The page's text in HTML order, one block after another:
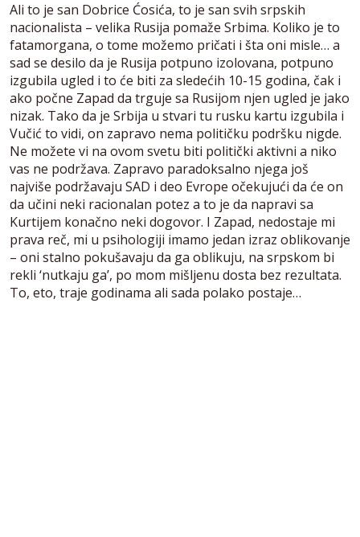
Ali to je san Dobrice Ćosića, to je san svih srpskih
nacionalista – velika Rusija pomaže Srbima. Koliko je to
fatamorgana, o tome možemo pričati i šta oni misle… a
sad se desilo da je Rusija potpuno izolovana, potpuno
izgubila ugled i to će biti za sledećih 10-15 godina, čak i
ako počne Zapad da trguje sa Rusijom njen ugled je jako
nizak. Tako da je Srbija u stvari tu rusku kartu izgubila i
Vučić to vidi, on zapravo nema političku podršku nigde.
Ne možete vi na ovom svetu biti politički aktivni a niko
vas ne podržava. Zapravo paradoksalno njega još
najviše podržavaju SAD i deo Evrope očekujući da će on
da učini neki racionalan potez a to je da napravi sa
Kurtijem konačno neki dogovor. I Zapad, nedostaje mi
prava reč, mi u psihologiji imamo jedan izraz oblikovanje
– oni stalno pokušavaju da ga oblikuju, na srpskom bi
rekli ‘nutkaju ga’, po mom mišljenu dosta bez rezultata.
To, eto, traje godinama ali sada polako postaje…